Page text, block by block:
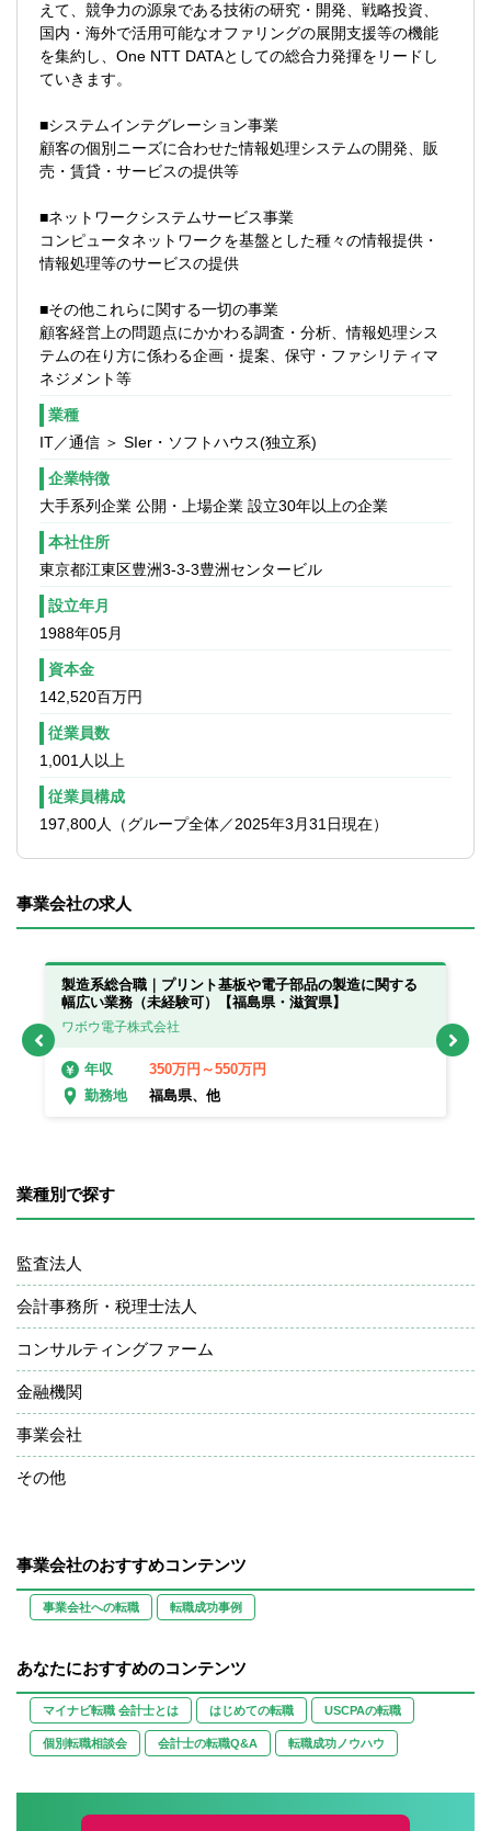
担っていただく。
■企業におけるビジネスの高度化、複雑化
新たなリスクなど、
企業におけるリスクは拡大しており、内部
監査部門に対する期待は年々大きくなって
であり、中心となるメンバーとして経験者
を採用したいと考えている。
■同社の監査部は、Digital＆Globalに長年取
り組んでおり、データ分析や自動化など
Digital化に向けた取り組みを積極的に取り
が海外で勤務中）、など他社の監査部には
■経営層（社内幹部や組織長、国内外のグル
も多く、経営目線の理解やグローバルでの
■NTTデータ本体、およびグループ会社の業
ずは取り組んでいただくことを想定です
ムに対する監査、など、希望によっては
■制度主管や事業部門との定期的なコミュニ
ケーションや交流人事により、現場での運
用や制度主管での取り組みなどの理解を進
めることなども積極的に行っている。
えて、競争力の源泉である技術の研究・開発、戦略投資、
国内・海外で活用可能なオファリングの展開支援等の機能
を集約し、One NTT DATAとしての総合力発揮をリードし
ていきます。
■システムインテグレーション事業
顧客の個別ニーズに合わせた情報処理システムの開発、販
売・賃貸・サービスの提供等
■ネットワークシステムサービス事業
コンピュータネットワークを基盤とした種々の情報提供・
情報処理等のサービスの提供
■その他これらに関する一切の事業
顧客経営上の問題点にかかわる調査・分析、情報処理シス
テムの在り方に係わる企画・提案、保守・ファシリティマ
ネジメント等
業種
IT／通信 ＞ SIer・ソフトハウス(独立系)
企業特徴
大手系列企業 公開・上場企業 設立30年以上の企業
本社住所
東京都江東区豊洲3‐3‐3豊洲センタービル
設立年月
1988年05月
資本金
142,520百万円
従業員数
1,001人以上
従業員構成
197,800人（グループ全体／2025年3月31日現在）
事業会社の求人
製造系総合職｜プリント基板や電子部品の製造に関する
幅広い業務（未経験可）【福島県・滋賀県】
ワボウ電子株式会社
年収
350万円～550万円
勤務地
福島県、他
業種別で探す
監査法人
会計事務所・税理士法人
コンサルティングファーム
金融機関
事業会社
その他
事業会社のおすすめコンテンツ
事業会社への転職 転職成功事例
あなたにおすすめのコンテンツ
マイナビ転職 会計士とは はじめての転職 USCPAの転職
個別転職相談会 会計士の転職Q&A 転職成功ノウハウ